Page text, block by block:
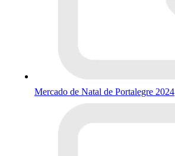
Mercado de Natal de Portalegre 2024